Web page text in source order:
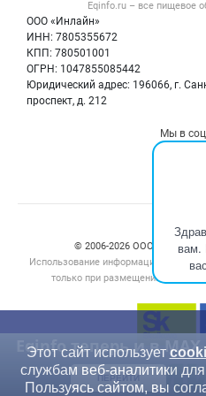
вам.
Eqinfo теперь и в MAX
ПЕРЕЙТИ
Eqinfo.ru – все пищевое
ООО «Инлайн»
ИНН: 7805355672
КПП: 780501001
ОГРН: 1047855085442
Юридический адрес: 196066, г.
проспект, д. 212
Политика обработки
Б/у
Мы в
Счетчики, авторское
© 2006‑2026 ООО
Использование информации,
только при размещении
Этот сайт использует
службам веб-аналитики
Пользуясь сайтом, вы